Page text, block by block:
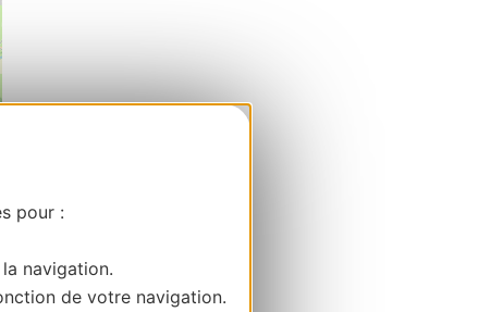
pour :
navigation.
de votre navigation.